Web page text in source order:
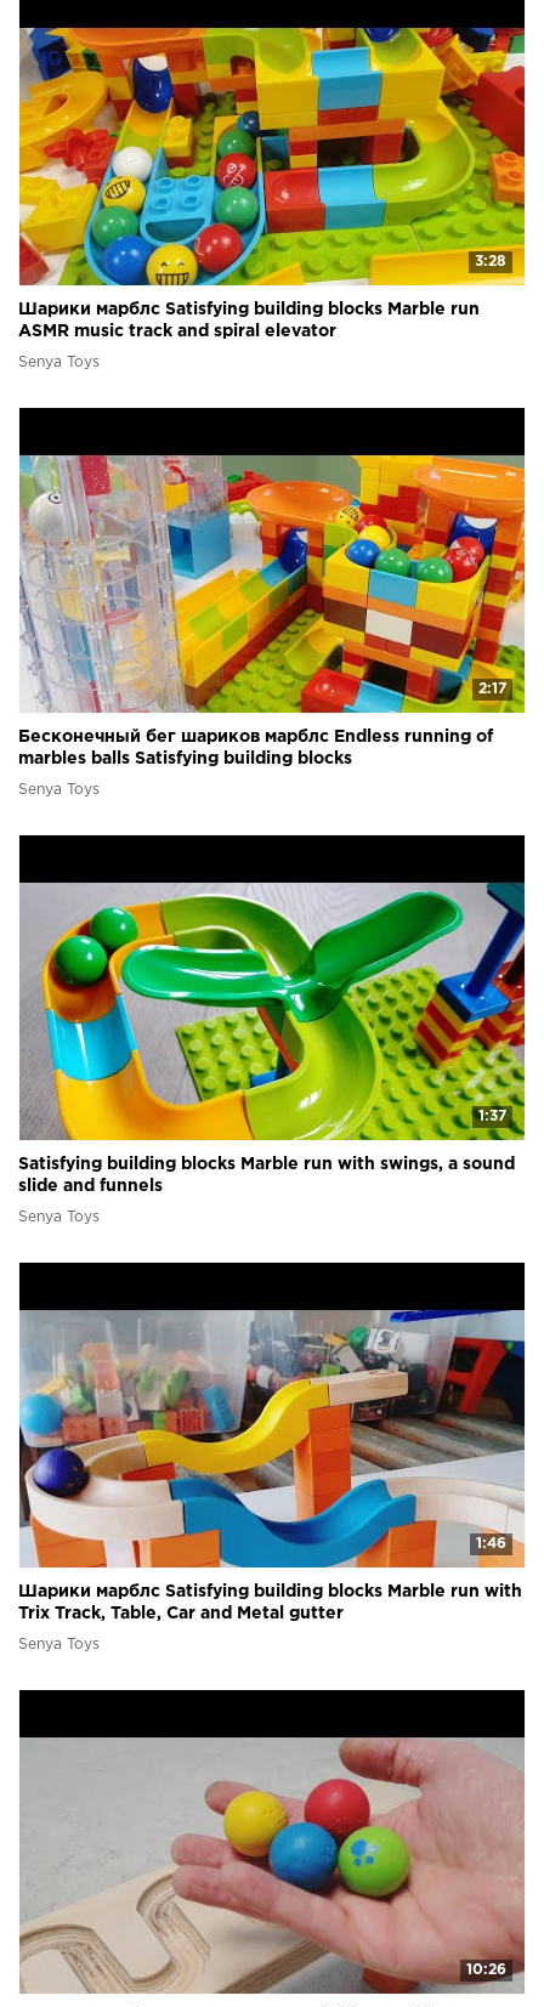
3:28
Шарики марблс Satisfying building blocks Marble run
ASMR music track and spiral elevator
Senya Toys
2:17
Бесконечный бег шариков марблс Endless running of
marbles balls Satisfying building blocks
Senya Toys
1:37
Satisfying building blocks Marble run with swings, a sound
slide and funnels
Senya Toys
1:46
Шарики марблс Satisfying building blocks Marble run with
Trix Track, Table, Car and Metal gutter
Senya Toys
10:26